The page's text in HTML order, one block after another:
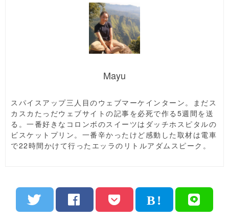
Mayu
スパイスアップ三人目のウェブマーケインターン。まだス
カスカたっだウェブサイトの記事を必死で作る 5週間を送
る。一番好きなコロンボのスイーツはダッチホスピタルの
ビスケットプリン。一番辛かったけど感動した取材は電車
で22時間かけて行ったエッラのリトルアダムスピーク。